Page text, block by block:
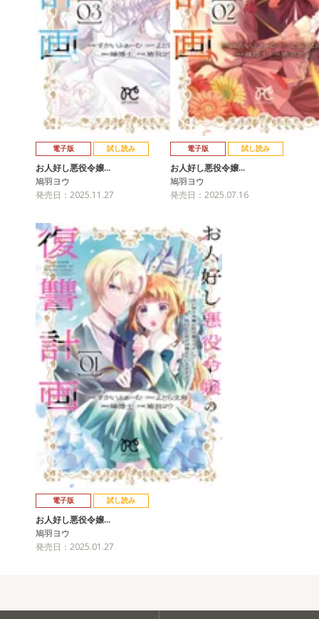
電子版 試し読み
お人好し悪役令嬢…
鳩羽ヨウ
発売日：2025.11.27
電子版 試し読み
お人好し悪役令嬢…
鳩羽ヨウ
発売日：2025.07.16
電子版 試し読み
お人好し悪役令嬢…
鳩羽ヨウ
発売日：2025.01.27